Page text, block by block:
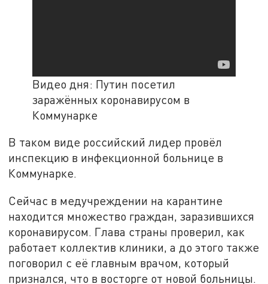
Видео дня: Путин посетил
заражённых коронавирусом в
Коммунарке
В таком виде российский лидер провёл
инспекцию в инфекционной больнице в
Коммунарке.
Сейчас в медучреждении на карантине
находится множество граждан, заразившихся
коронавирусом. Глава страны проверил, как
работает коллектив клиники, а до этого также
поговорил с её главным врачом, который
признался, что в восторге от новой больницы.